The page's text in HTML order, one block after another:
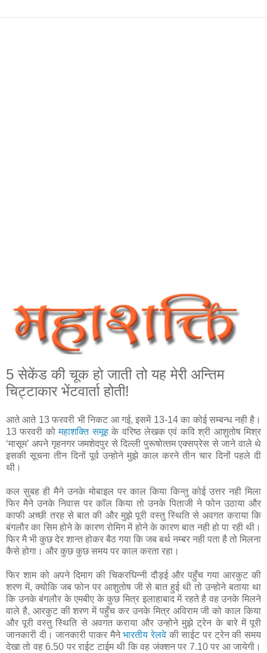
5 सेकेंड की चूक हो जाती तो यह मेरी अन्तिम
चिट्टाकार भेंटवार्ता होती!
आते आते 13 फरवरी भी निकट आ गई, इसमें 13-14 का कोई सम्बन्‍ध नही है।
13 फरवरी कोमहाशक्ति समूहके वरिष्‍ठ लेखक एवं कवि श्री आशुतोष मिश्र
‘मासूम’ अपने गृहनगर जमशेदपुर से दिल्ली पुरूषोत्‍तम एक्‍सप्रेस से जाने वाले थे
इसकी सूचना तीन दिनों पूर्व उन्होने मुझे काल करने तीन चार दिनों पहले दी‍
थी।
कल सुबह ही मैने उनके मोबाइल पर काल किया किन्‍तु कोई उत्तर नही मिला
फिर मैने उनके निवास पर कॉल किया तो उनके पिताजी ने फोन उठाया और
काफी अच्छी तरह से बात की और मुझे पूरी वस्‍तु स्थिति से अवगत कराया कि
बंगलौर का सिम होने के कारण रोमिग में होने के कारण बात नही हो पा रही थी।
फिर मै भी कुछ देर शान्त होकर बैठ गया कि जब बर्थ नम्‍बर नही पता है तो मिलना
कैसे होगा। और कुछ कुछ समय पर काल करता रहा।
फिर शाम को अपने दिमाग की चिकरघिन्‍नी दौड़ई और पहुँच गया आरकुट की
शरण में, क्‍योकि जब फोन पर आशुतोष जी से बात हुई थी तो उन्‍होने बताया था
कि उनके बंगलौर के एमबीए के कुछ मित्र इलाहाबाद में रहते है वह उनके मिलने
वाले है, आरकुट की शरण में पहुँच कर उनके मित्र अविराम जी को काल किया
और पूरी वस्‍तु स्थिति से अवगत कराया और उन्‍होने मुझे ट्रेन के बारे में पूरी
जानकारी दी। जानकारी पाकर मैनेभारतीय रेलवे की साईट पर ट्रेन की समय
देखा तो वह 6.50 पर राईट टाईम थी कि वह जंक्शन पर 7.10 पर आ जायेगी।